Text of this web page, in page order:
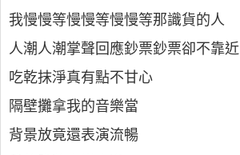
我慢慢等慢慢等慢慢等那識貨的人
人潮人潮掌聲回應鈔票鈔票卻不靠近
吃乾抹淨真有點不甘心
隔壁攤拿我的音樂當
背景放竟還表演流暢